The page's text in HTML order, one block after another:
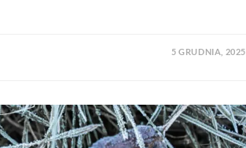
5 GRUDNIA, 2025